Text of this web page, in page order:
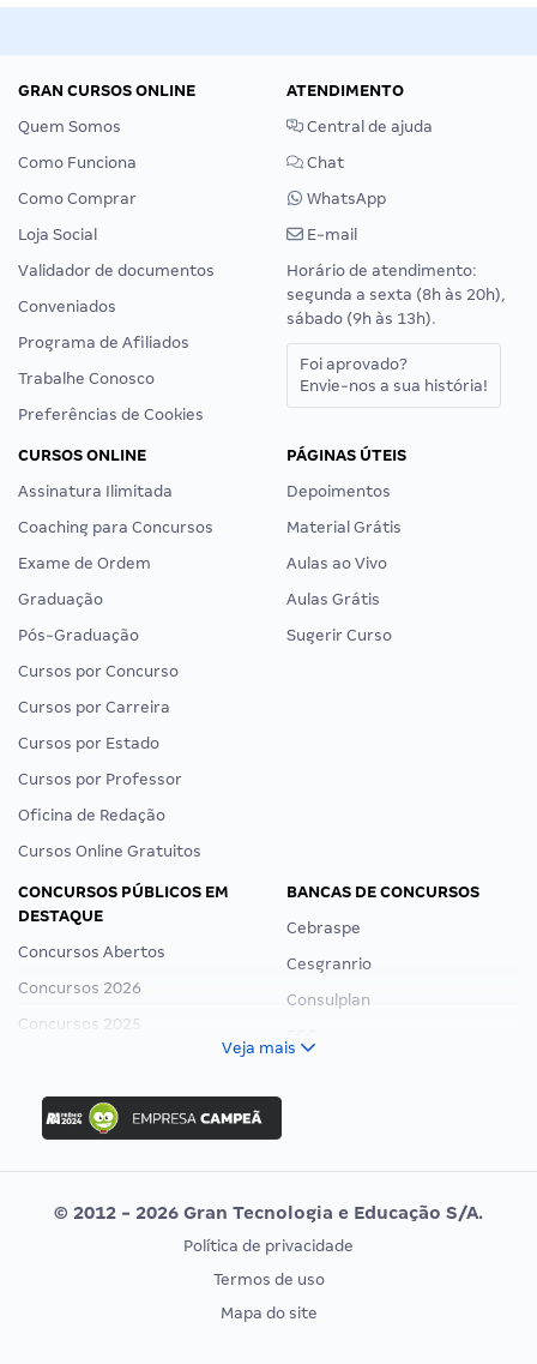
GRAN CURSOS ONLINE
Quem Somos
Como Funciona
Como Comprar
Loja Social
Validador de documentos
Conveniados
Programa de Afiliados
Trabalhe Conosco
Preferências de Cookies
ATENDIMENTO
Central de ajuda
Chat
WhatsApp
E-mail
Horário de atendimento:
segunda a sexta (8h às 20h),
sábado (9h às 13h).
Foi aprovado?
Envie-nos a sua história!
CURSOS ONLINE
Assinatura Ilimitada
Coaching para Concursos
Exame de Ordem
Graduação
Pós-Graduação
Cursos por Concurso
Cursos por Carreira
Cursos por Estado
Cursos por Professor
Oficina de Redação
Cursos Online Gratuitos
PÁGINAS ÚTEIS
Depoimentos
Material Grátis
Aulas ao Vivo
Aulas Grátis
Sugerir Curso
CONCURSOS PÚBLICOS EM
DESTAQUE
Concursos Abertos
Concursos 2026
Concursos 2025
Concurso Ibama
Concurso MPU
Editais publicados
BANCAS DE CONCURSOS
Cebraspe
Cesgranrio
Consulplan
Vunesp
CONCURSOS POR PROFISSÃO
EXAME DE ORDEM
Veja mais
© 2012 - 2026 Gran Tecnologia e Educação S/A.
Política de privacidade
Termos de uso
Mapa do site